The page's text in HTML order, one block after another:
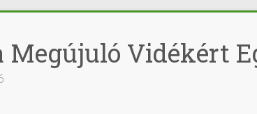
Megújuló Vidékért